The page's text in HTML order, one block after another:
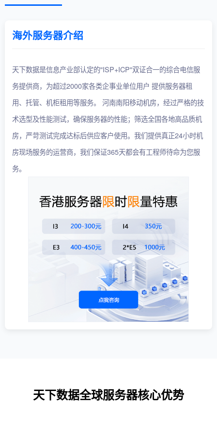
海外服务器介绍
天下数据是信息产业部认定的"ISP+ICP"双证合一的综合电信服
务提供商，为超过2000家各类企事业单位用户 提供服务器租
用、托管、机柜租用等服务。 河南南阳移动机房，经过严格的技
术选型及性能测试，确保服务器的性能；筛选全国各地高品质机
房，严苛测试完成达标后供应客户使用。我们提供真正24小时机
房现场服务的运营商，我们保证365天都会有工程师待命为您服
务。
天下数据全球服务器核心优势